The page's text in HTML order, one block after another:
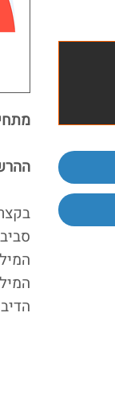
מתחיל ב-